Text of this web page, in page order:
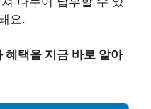
요.
혜택을 지금 바로 알아